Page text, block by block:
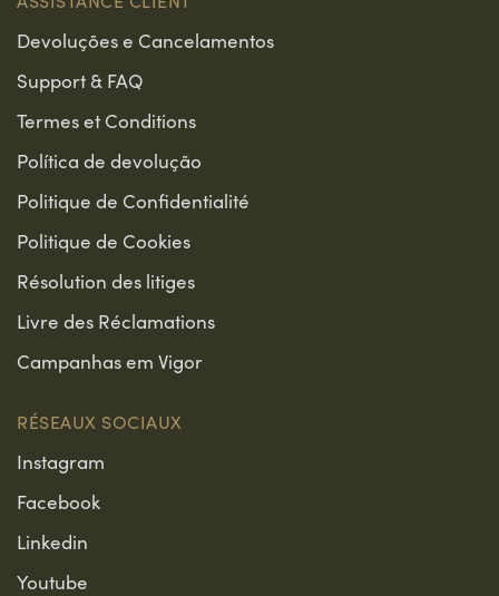
Devoluções e Cancelamentos
Support & FAQ
Termes et Conditions
Política de devolução
Politique de Confidentialité
Politique de Cookies
Résolution des litiges
Livre des Réclamations
Campanhas em Vigor
RÉSEAUX SOCIAUX
Instagram
Facebook
Linkedin
Youtube